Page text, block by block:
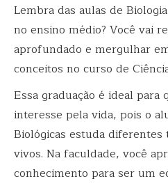
Lembra das aulas de
no ensino médio? Você vai
aprofundado e mergulhar
conceitos no curso de
Essa graduação é ideal
interesse pela vida, pois o
Biológicas estuda diferentes
vivos. Na faculdade, você
conhecimento para ser um